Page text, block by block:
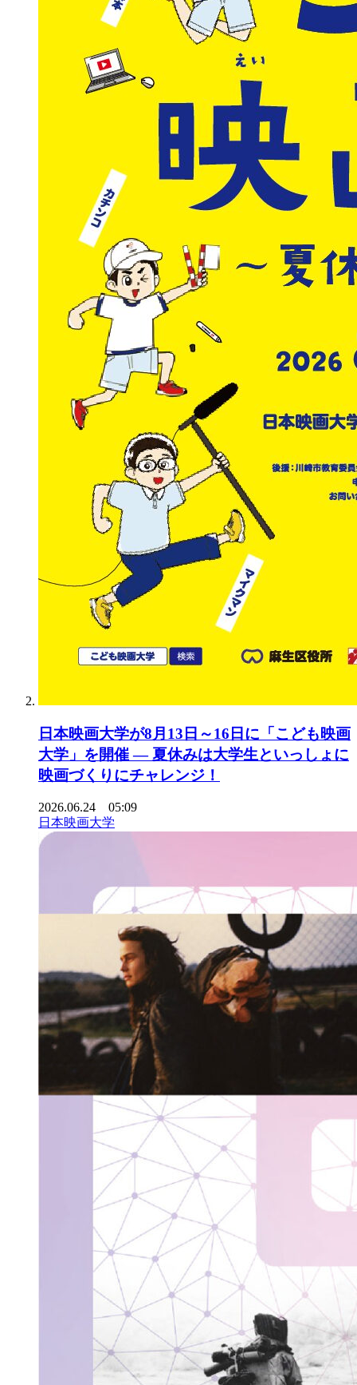
日本映画大学が8月13日～16日に「こども映画
大学」を開催 ― 夏休みは大学生といっしょに
映画づくりにチャレンジ！
2026.06.24 05:09
日本映画大学